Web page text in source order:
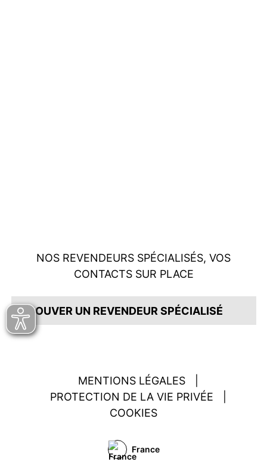
NOS REVENDEURS SPÉCIALISÉS, VOS
CONTACTS SUR PLACE
TROUVER UN REVENDEUR SPÉCIALISÉ
MENTIONS LÉGALES
PROTECTION DE LA VIE PRIVÉE
COOKIES
France